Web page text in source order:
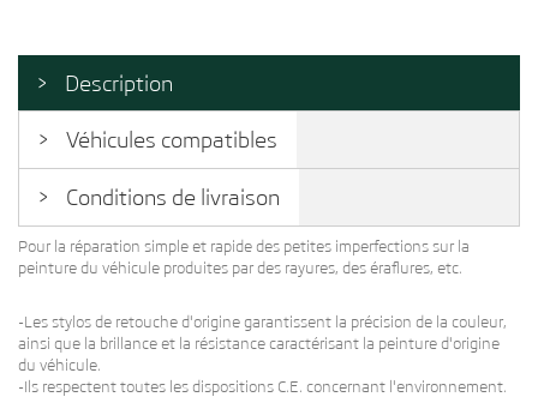
Description
Véhicules compatibles
Conditions de livraison
Pour la réparation simple et rapide des petites imperfections sur la
peinture du véhicule produites par des rayures, des éraflures, etc.
-Les stylos de retouche d'origine garantissent la précision de la couleur,
ainsi que la brillance et la résistance caractérisant la peinture d'origine
du véhicule.
-Ils respectent toutes les dispositions C.E. concernant l'environnement.